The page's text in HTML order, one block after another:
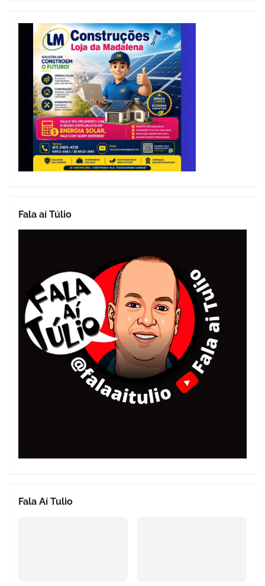
Fala aí Túlio
Fala Aí Tulio